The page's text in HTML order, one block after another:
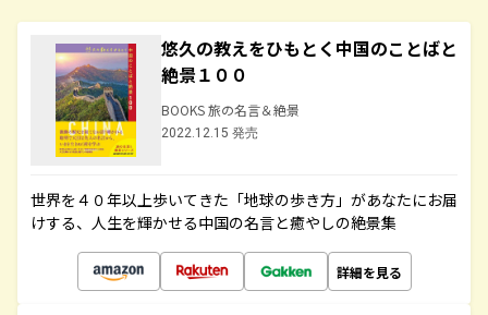
悠久の教えをひもとく中国のことばと
絶景１００
BOOKS 旅の名言＆絶景
2022.12.15 発売
世界を４０年以上歩いてきた「地球の歩き方」があなたにお届
けする、人生を輝かせる中国の名言と癒やしの絶景集
詳細を見る